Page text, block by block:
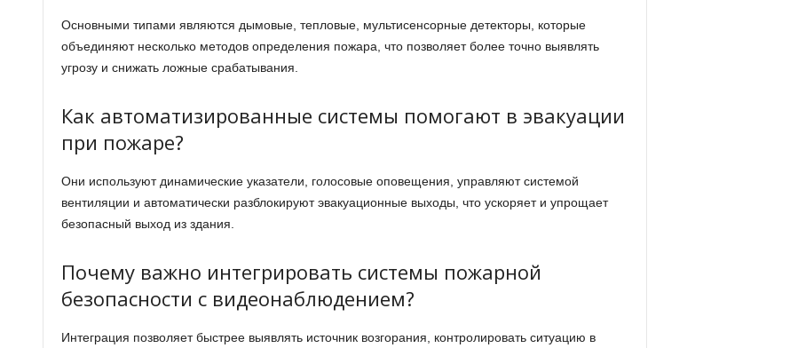
Основными типами являются дымовые, тепловые, мультисенсорные детекторы, которые
объединяют несколько методов определения пожара, что позволяет более точно выявлять
угрозу и снижать ложные срабатывания.
Как автоматизированные системы помогают в эвакуации
при пожаре?
Они используют динамические указатели, голосовые оповещения, управляют системой
вентиляции и автоматически разблокируют эвакуационные выходы, что ускоряет и упрощает
безопасный выход из здания.
Почему важно интегрировать системы пожарной
безопасности с видеонаблюдением?
Интеграция позволяет быстрее выявлять источник возгорания, контролировать ситуацию в